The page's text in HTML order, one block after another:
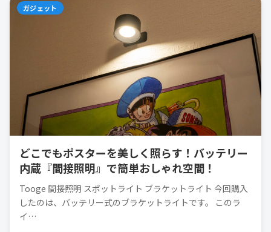
ガジェット
どこでもポスターを美しく照らす！バッテリー
内蔵『間接照明』で簡単おしゃれ空間！
Tooge 間接照明 スポットライト ブラケットライト 今回購入
したのは、バッテリー式のブラケットライトです。 このラ
イ…